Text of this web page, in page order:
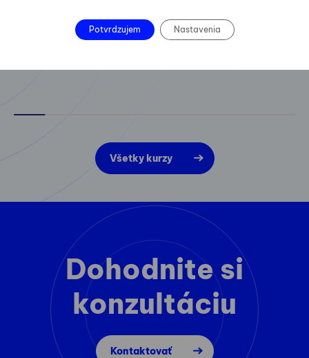
Všetky kurzy
Dohodnite si
konzultáciu
Kontaktovať
Potvrdzujem Nastavenia